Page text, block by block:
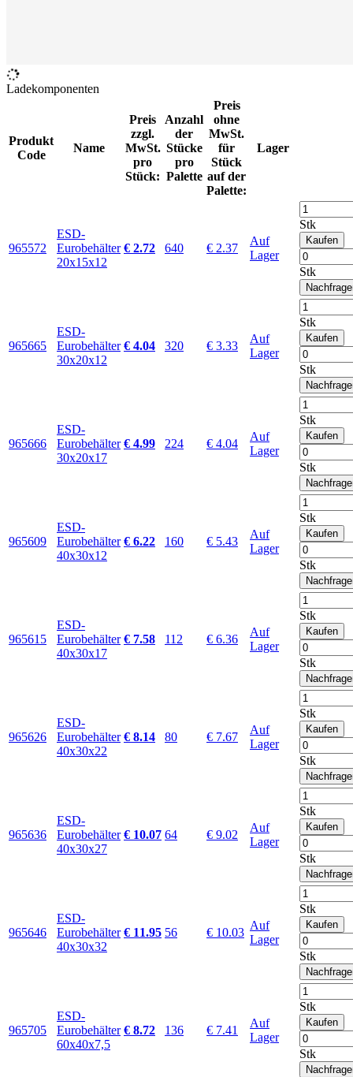
Ladekomponenten
Produkt
Code
Name
Preis
zzgl.
MwSt.
pro
Stück:
Anzahl
der
Stücke
pro
Palette
Preis
ohne
MwSt.
für
Stück
auf der
Palette:
Lager
965572
ESD-
Eurobehälter
20x15x12
€ 2.72 640 € 2.37
Auf
Lager
Stk
Kaufen
Stk
965665
ESD-
Eurobehälter
30x20x12
€ 4.04 320 € 3.33
Auf
Lager
Stk
Kaufen
Stk
965666
ESD-
Eurobehälter
30x20x17
€ 4.99 224 € 4.04
Auf
Lager
Stk
Kaufen
Stk
965609
ESD-
Eurobehälter
40x30x12
€ 6.22 160 € 5.43
Auf
Lager
Stk
Kaufen
Stk
965615
ESD-
Eurobehälter
40x30x17
€ 7.58 112 € 6.36
Auf
Lager
Stk
Kaufen
Stk
965626
ESD-
Eurobehälter
40x30x22
€ 8.14 80 € 7.67
Auf
Lager
Stk
Kaufen
Stk
965636
ESD-
Eurobehälter
40x30x27
€ 10.07 64 € 9.02
Auf
Lager
Stk
Kaufen
Stk
965646
ESD-
Eurobehälter
40x30x32
€ 11.95 56 € 10.03
Auf
Lager
Stk
Kaufen
Stk
965705
ESD-
Eurobehälter
60x40x7,5
€ 8.72 136 € 7.41
Auf
Lager
Stk
Kaufen
Stk